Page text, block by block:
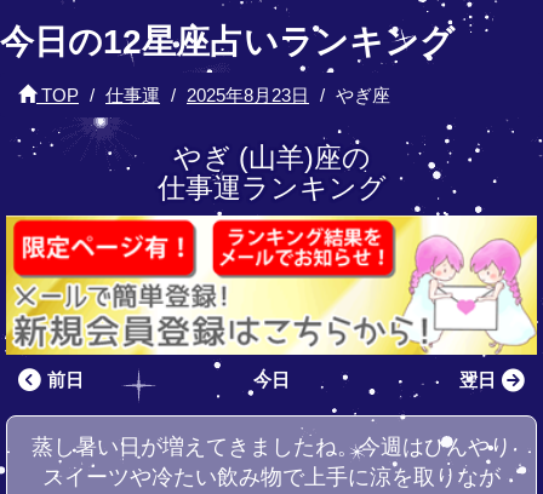
今日の12星座占いランキング
TOP 仕事運 2025年8月23日 やぎ座
やぎ (山羊)座の
仕事運ランキング
前日 今日 翌日
蒸し暑い日が増えてきましたね。今週はひんやり
スイーツや冷たい飲み物で上手に涼を取りなが